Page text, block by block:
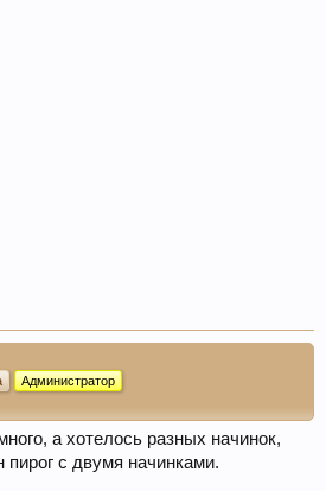
Администратор
а хотелось разных начинок,
с двумя начинками.